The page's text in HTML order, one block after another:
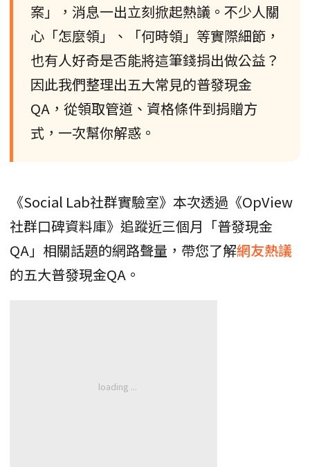
案」，消息一出立刻掀起熱議。不少人關
心「怎麼領」、「何時領」等實際細節，
也有人好奇是否能將這筆錢捐出做公益？
因此我們整理出五大常見的普發現金
QA，從領取管道、資格條件到捐贈方
式，一次幫你解惑。
《Social Lab社群實驗室》本次透過《OpView
社群口碑資料庫》追蹤近三個月「普發現金
QA」相關話題的網路聲量，帶您了解網友熱議
的五大普發現金QA。